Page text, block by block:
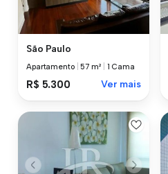
São Paulo
Apartamento |57 m² 1 Cama
R$ 5.300 Ver mais